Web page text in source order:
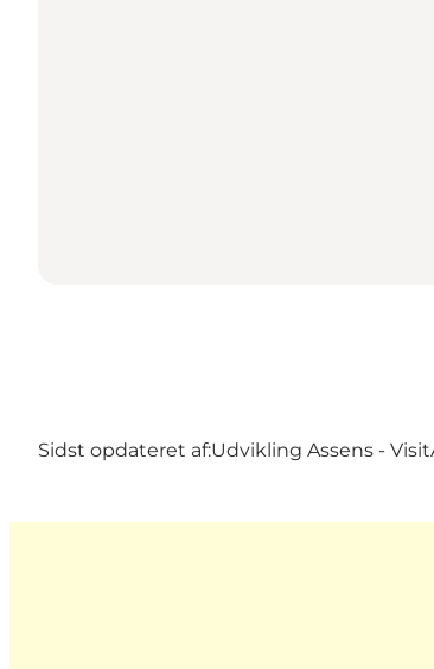
Sidst opdateret af:Udvikling Assens -